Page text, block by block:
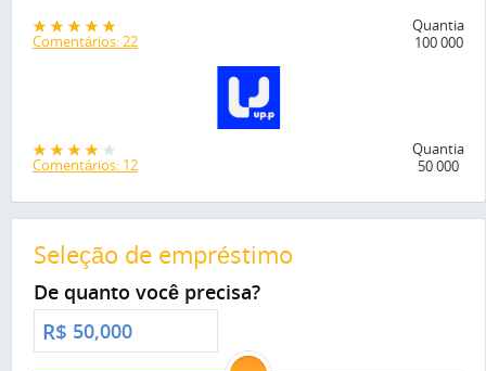
Comentários: 22
Quantia
100 000
Comentários: 12
Quantia
50 000
Seleção de empréstimo
De quanto você precisa?
R$